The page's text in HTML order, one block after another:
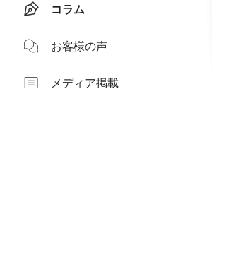
コラム
お客様の声
メディア掲載